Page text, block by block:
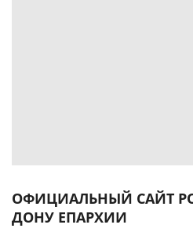
ОФИЦИАЛЬНЫЙ САЙТ
ДОНУ ЕПАРХИИ